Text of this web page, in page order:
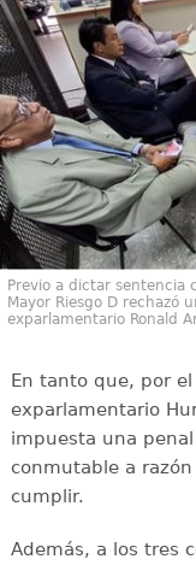
Previo a dictar sentencia
Mayor Riesgo D rechazó
exparlamentario Ronald
En tanto que, por
exparlamentario
impuesta una
conmutable a
cumplir.
Además, a los tres